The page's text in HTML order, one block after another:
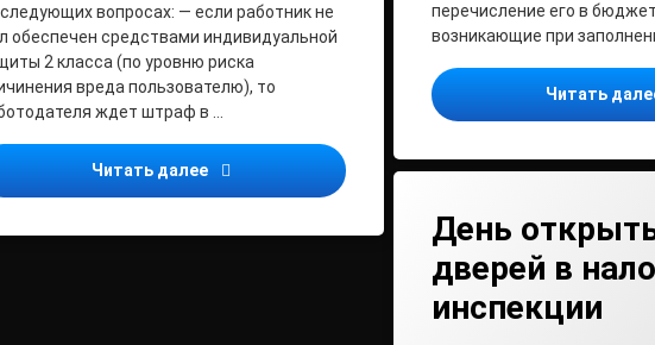
вопросах: — если работник не
обеспечен средствами индивидуальной
2 класса (по уровню риска
вреда пользователю), то
ждет штраф в …
Читать далее Роструд напоминает об ответственности
перечисление его в
возникающие при
Читать
День
дверей в
инспекции